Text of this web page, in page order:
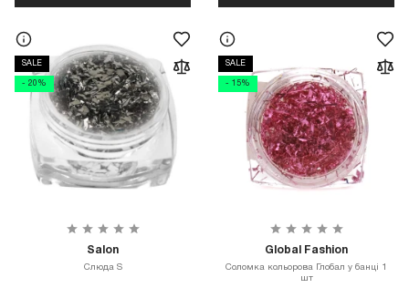
SALE
- 20%
Salon
Слюда S
SALE
- 15%
Global Fashion
Соломка кольорова Глобал у банці 1
шт